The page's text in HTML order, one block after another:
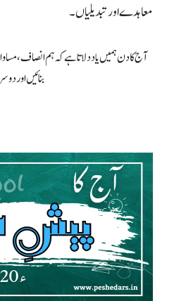
معاہدے اور تبدیلیاں۔
آج کا دن ہمیں یاد دلاتا ہے کہ ہم انصاف،
بنائیں اور